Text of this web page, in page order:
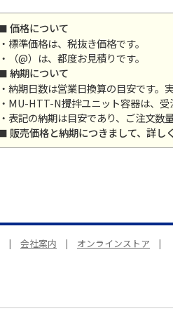
価格について
・標準価格は、税抜き価格です。
・（@）は、都度お見積りです。
納期について
・納期日数は営業日換算の目安です。
・MU-HTT-N攪拌ユニット容器は、受
・表記の納期は目安であり、ご注文数
販売価格と納期につきまして、詳し
| 会社案内 | オンラインストア |